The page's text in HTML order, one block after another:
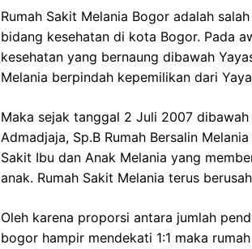
Rumah Sakit Melania Bogor adalah
bidang kesehatan di kota Bogor. Pada
kesehatan yang bernaung dibawah
Melania berpindah kepemilikan dari
Maka sejak tanggal 2 Juli 2007
Admadjaja, Sp.B Rumah Bersalin
Sakit Ibu dan Anak Melania yang
anak. Rumah Sakit Melania terus
Oleh karena proporsi antara jumlah
bogor hampir mendekati 1:1 maka